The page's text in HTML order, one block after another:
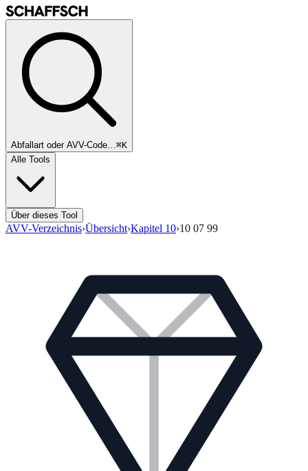
Abfallart oder AVV-Code…⌘K
Alle Tools
Über dieses Tool
AVV-Verzeichnis›Übersicht›Kapitel 10›10 07 99